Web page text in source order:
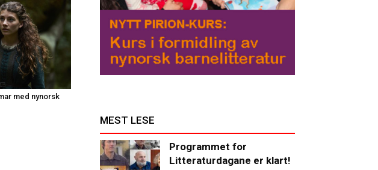
med nynorsk
MEST LESE
Programmet for
Litteraturdagane er klart!